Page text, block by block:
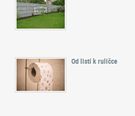
Od listí k ruličce